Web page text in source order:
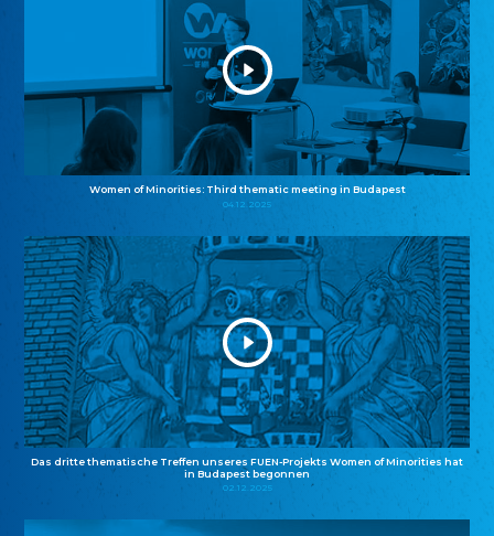
Women of Minorities: Third thematic meeting in Budapest
04.12.2025
Das dritte thematische Treffen unseres FUEN-Projekts Women of Minorities hat
in Budapest begonnen
02.12.2025